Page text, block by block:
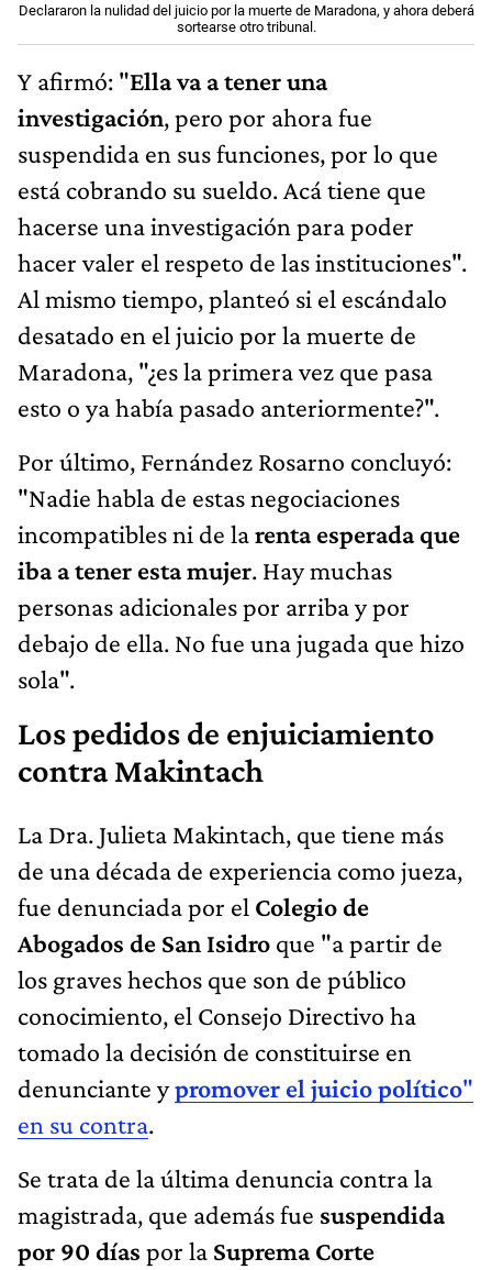
Declararon la nulidad del juicio por la muerte de Maradona, y ahora deberá
sortearse otro tribunal.
Y afirmó: "Ella va a tener una
investigación, pero por ahora fue
suspendida en sus funciones, por lo que
está cobrando su sueldo. Acá tiene que
hacerse una investigación para poder
hacer valer el respeto de las instituciones".
Al mismo tiempo, planteó si el escándalo
desatado en el juicio por la muerte de
Maradona, "¿es la primera vez que pasa
esto o ya había pasado anteriormente?".
Por último, Fernández Rosarno concluyó:
"Nadie habla de estas negociaciones
incompatibles ni de larenta esperada que
iba a tener esta mujer. Hay muchas
personas adicionales por arriba y por
debajo de ella. No fue una jugada que hizo
sola".
Los pedidos de enjuiciamiento
contra Makintach
La Dra. Julieta Makintach, que tiene más
de una década de experiencia como jueza,
fue denunciada por el Colegio de
Abogados de San Isidro que "a partir de
los graves hechos que son de público
conocimiento, el Consejo Directivo ha
tomado la decisión de constituirse en
denunciante ypromover el juicio político"
en su contra.
Se trata de la última denuncia contra la
magistrada, que además fue suspendida
por 90 días por la Suprema Corte